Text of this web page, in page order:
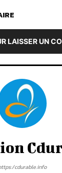
LAISSER UN
cdurable.info